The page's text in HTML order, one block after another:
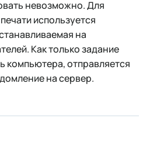
невозможно. Для
используется
на
Как только задание
компьютера, отправляется
на сервер.